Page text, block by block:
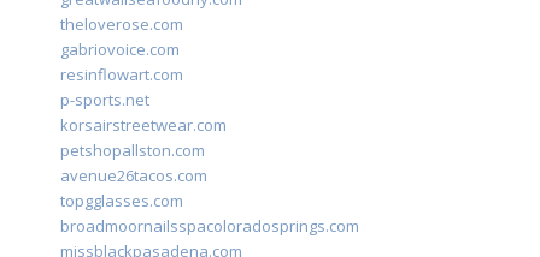
theloverose.com
gabriovoice.com
resinflowart.com
p-sports.net
korsairstreetwear.com
petshopallston.com
avenue26tacos.com
topgglasses.com
broadmoornailsspacoloradosprings.com
missblackpasadena.com